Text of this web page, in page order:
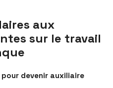
aux
sur le travail
devenir auxiliaire